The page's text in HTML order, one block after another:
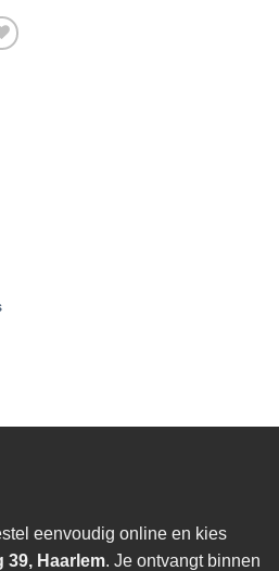
eenvoudig online en kies
39, Haarlem. Je ontvangt binnen